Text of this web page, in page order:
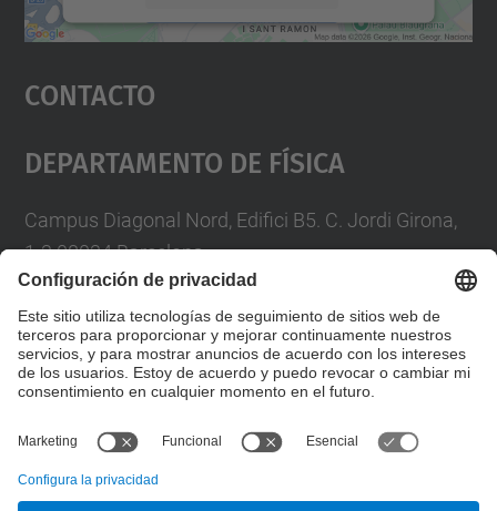
Aceptar
powered by
Contacto
Departamento De Física
Campus Diagonal Nord, Edifici B5. C. Jordi Girona,
1-3 08034 Barcelona
A/e usd.utgcnticupc.edu
Formulario de contacto